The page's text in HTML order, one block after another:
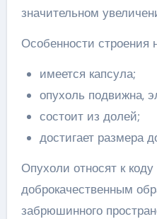
значительном
Особенности строения
имеется капсула;
опухоль подвижна,
состоит из долей;
достигает размера
Опухоли относят к коду
доброкачественным
забрюшинного